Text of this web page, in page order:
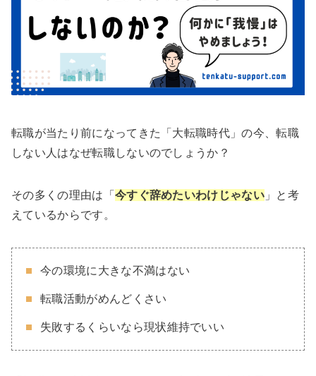
転職が当たり前になってきた「大転職時代」の今、転職
しない人はなぜ転職しないのでしょうか？
その多くの理由は「 今すぐ辞めたいわけじゃない 」と考
えているからです。
今の環境に大きな不満はない
転職活動がめんどくさい
失敗するくらいなら現状維持でいい